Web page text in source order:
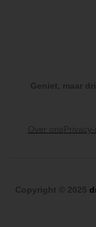
Geniet, maar
Over ons
Copyright © 2025